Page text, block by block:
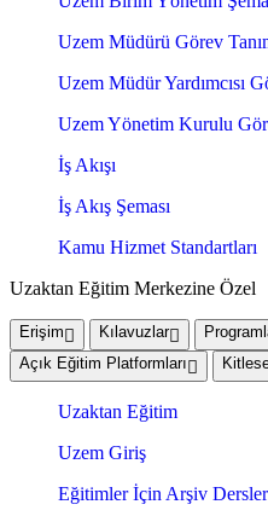
Uzem Müdürü Görev
Uzem Müdür Yardımcısı
Uzem Yönetim Kurulu
İş Akışı
İş Akış Şeması
Kamu Hizmet Standartları
Uzaktan Eğitim Merkezine Özel
Erişim Kılavuzlar
Açık Eğitim Platformları
Uzaktan Eğitim
Uzem Giriş
Eğitimler İçin Arşiv